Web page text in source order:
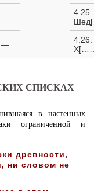
—
4.25.
—
4.26.
СПИСКАХ
в настенных
ограниченной и
древности,
ни словом не